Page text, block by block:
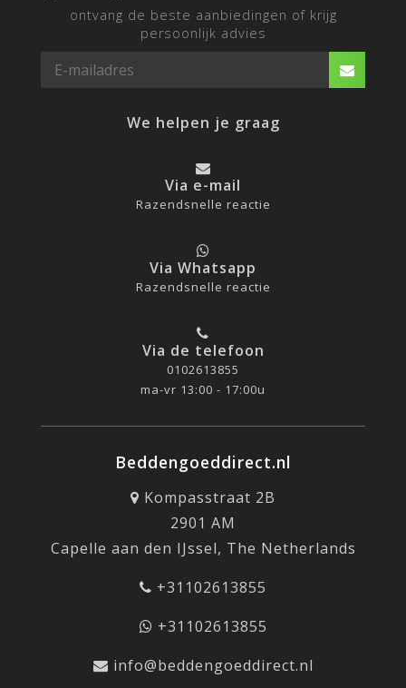
ontvang de beste aanbiedingen of krijg
persoonlijk advies
We helpen je graag
Via e-mail
Razendsnelle reactie
Via Whatsapp
Razendsnelle reactie
Via de telefoon
0102613855
ma-vr 13:00 - 17:00u
Beddengoeddirect.nl
Kompasstraat 2B
2901 AM
Capelle aan den IJssel, The Netherlands
+31102613855
+31102613855
info@beddengoeddirect.nl